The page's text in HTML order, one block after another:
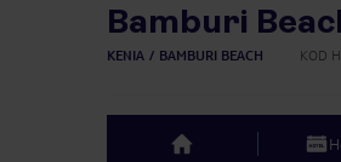
Bamburi
KENIA BAMBURI BEACH KOD
top